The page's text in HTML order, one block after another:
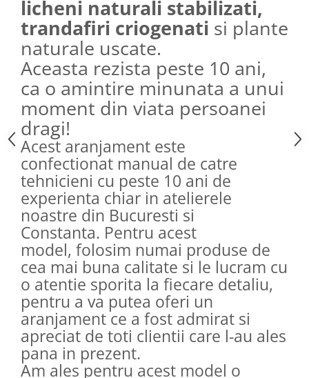
licheni naturali stabilizati,
trandafiri criogenati si plante
naturale uscate.
Aceasta rezista peste 10 ani,
ca o amintire minunata a unui
moment din viata persoanei
dragi!
Acest aranjament este
confectionat manual de catre
tehnicieni cu peste 10 ani de
experienta chiar in atelierele
noastre din Bucuresti si
Constanta. Pentru acest
model, folosim numai produse de
cea mai buna calitate si le lucram cu
o atentie sporita la fiecare detaliu,
pentru a va putea oferi un
aranjament ce a fost admirat si
apreciat de toti clientii care l-au ales
pana in prezent.
Am ales pentru acest model o